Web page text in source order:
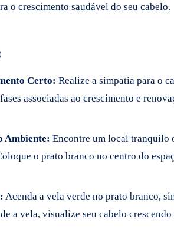
o crescimento saudável do seu cabelo.
Certo: Realize a simpatia para o
associadas ao crescimento e
Ambiente: Encontre um local tranquilo
o prato branco no centro do
Acenda a vela verde no prato branco,
a vela, visualize seu cabelo